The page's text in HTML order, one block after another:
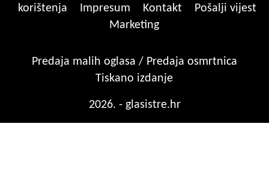
korištenja
Impresum Kontakt
Pošalji vijest
Marketing
Predaja malih oglasa / Predaja osmrtnica
Tiskano izdanje
2026. - glasistre.hr